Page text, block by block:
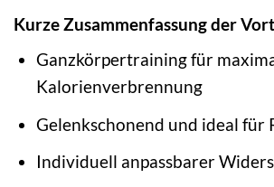
Kurze Zusammenfassung der
Ganzkörpertraining für
Kalorienverbrennung
Gelenkschonend und ideal für
Individuell anpassbarer